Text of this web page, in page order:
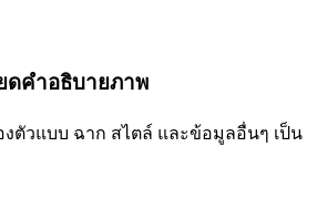
ดคำอธิบายภาพ
งตัวแบบ ฉาก สไตล์ และข้อมูลอื่นๆ เป็น